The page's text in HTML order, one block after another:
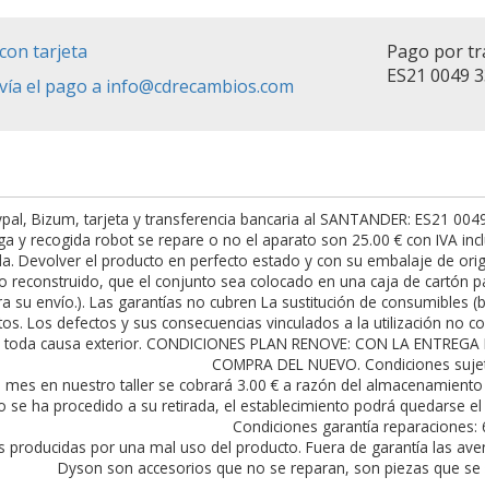
tarjeta
el pago a info@cdrecambios.com
Pago por
ES21 0049
Bizum, tarjeta y transferencia bancaria al SANTANDER: ES21
y recogida robot se repare o no el aparato son 25.00 € con IVA
Devolver el producto en perfecto estado y con su embalaje de
reconstruido, que el conjunto sea colocado en una caja de cartón
su envío.). Las garantías no cubren La sustitución de
Los defectos y sus consecuencias vinculados a la utilización no
causa exterior. CONDICIONES PLAN RENOVE: CON LA ENTREGA
COMPRA DEL NUEVO. Condiciones
en nuestro taller se cobrará 3.00 € a razón del
se ha procedido a su retirada, el establecimiento podrá quedarse
Condiciones garantía reparaciones:
producidas por una mal uso del producto. Fuera de garantía las
Dyson son accesorios que no se reparan, son piezas que